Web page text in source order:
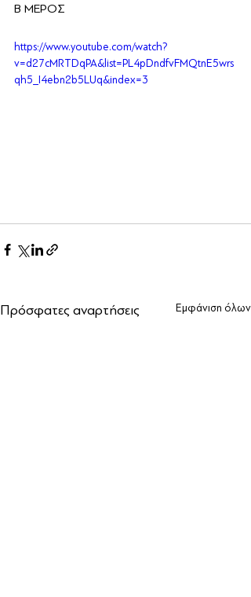
Β ΜΕΡΟΣ
https://www.youtube.com/watch?
v=d27cMRTDqPA&list=PL4pDndfvFMQtnE5wrs
qh5_I4ebn2b5LUq&index=3
Πρόσφατες αναρτήσεις Εμφάνιση όλων